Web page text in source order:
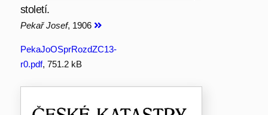
století.
Pekař Josef, 1906
PekaJoOSprRozdZC13-
r0.pdf, 751.2 kB